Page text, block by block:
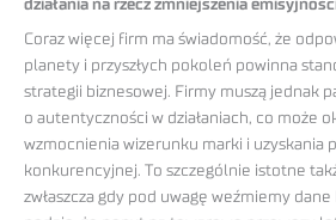
działania na rzecz zmniejszenia
Coraz więcej firm ma świadomość, że
planety i przyszłych pokoleń powinna
strategii biznesowej. Firmy muszą jednak
o autentyczności w działaniach, co może
wzmocnienia wizerunku marki i uzyskania
konkurencyjnej. To szczególnie istotne
zwłaszcza gdy pod uwagę weźmiemy dane